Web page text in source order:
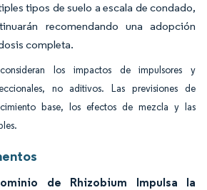
tipos de suelo a escala de condado,
recomendando una adopción
completa.
consideran los impactos de impulsores y
no aditivos. Las previsiones de
base, los efectos de mezcla y las
de Rhizobium Impulsa la